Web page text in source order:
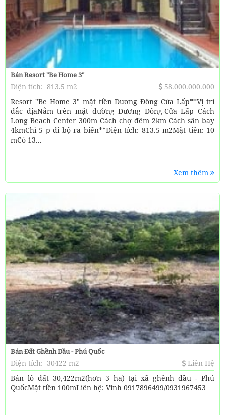
Bán Resort "Be Home 3"
Diện tích: 813.5 m2
58.000.000.000
Resort "Be Home 3" mặt tiền Dương Đông Cửa Lấp**Vị trí
đắc địaNằm trên mặt đường Dương Đông-Cửa Lấp Cách
Long Beach Center 300m Cách chợ đêm 2km Cách sân bay
4kmChỉ 5 p đi bộ ra biển**Diện tích: 813.5 m2Mặt tiền: 10
mCó 13...
Xem thêm
Bán Đất Ghềnh Dầu - Phú Quốc
Diện tích: 30422 m2
Liên Hệ
Bán lô đất 30,422m2(hơn 3 ha) tại xã ghềnh dầu - Phú
QuốcMặt tiền 100mLiên hệ: Vinh 0917896499/0931967453